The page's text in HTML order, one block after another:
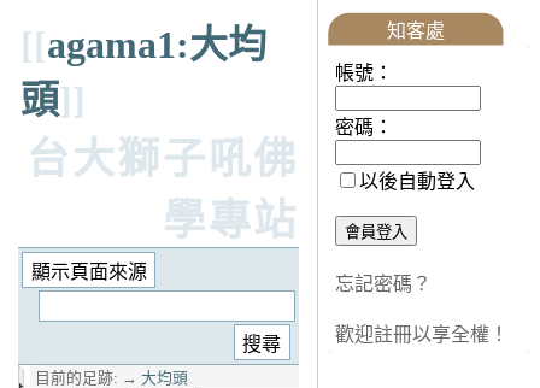
[[agama1:大均
頭]]
台大獅子吼佛
學專站
目前的足跡: → 大均頭
知客處
帳號：
密碼：
以後自動登入
忘記密碼？
歡迎註冊以享全權！